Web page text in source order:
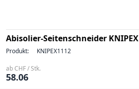
Abisolier-Seitenschneider KNIPEX
Produkt: KNIPEX1112
ab CHF / Stk.
58.06